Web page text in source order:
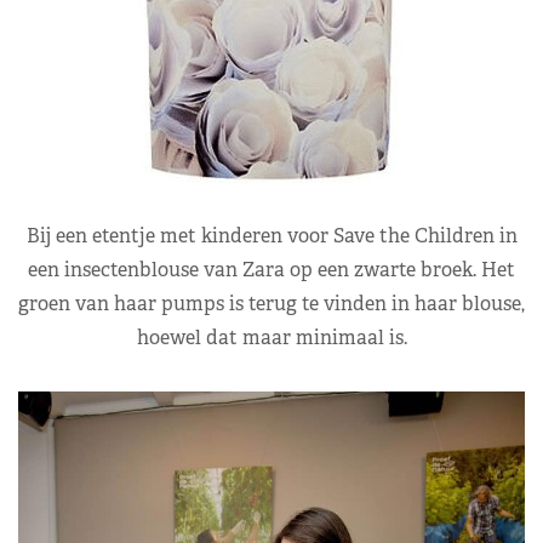
Bij een etentje met kinderen voor Save the Children in
een insectenblouse van Zara op een zwarte broek. Het
groen van haar pumps is terug te vinden in haar blouse,
hoewel dat maar minimaal is.